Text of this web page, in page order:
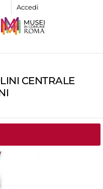
Accedi
CENTRALE